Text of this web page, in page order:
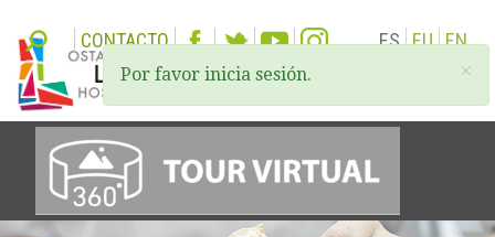
CONTACTO ES EU EN
×
Por favor inicia sesión.